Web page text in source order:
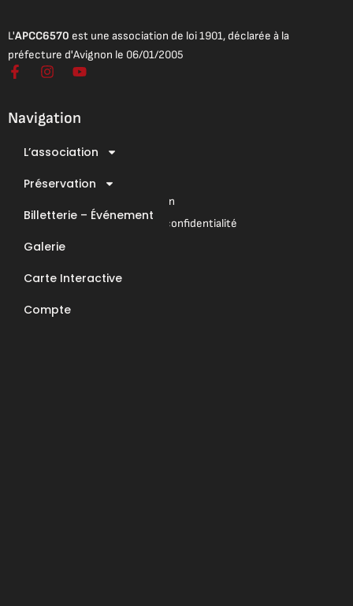
L'APCC6570 est une association de loi 1901, déclarée à la
préfecture d'Avignon le 06/01/2005
F
a
e
b
I
t
a
r
m
Y
t
u
e
Navigation
L’association
Préservation
Billetterie – Événement
Galerie
Carte Interactive
Compte
Mentions légales
Conditions Générales de Vente
Conditions Générales d’Utilisation
Mentions légales & Politique de confidentialité
E-Mail : contact@apcc6570.fr
Téléphone : 06 85 81 94 56